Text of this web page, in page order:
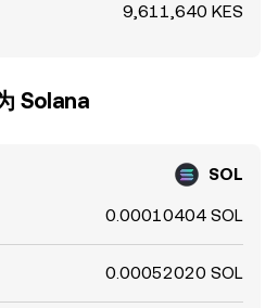
9,611,640 KES
Solana
SOL
0.00010404 SOL
0.00052020 SOL